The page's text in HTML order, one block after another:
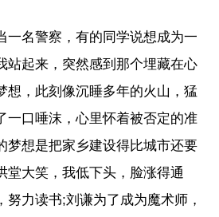
一名警察，有的同学说想成为一
站起来，突然感到那个埋藏在心
想，此刻像沉睡多年的火山，猛
一口唾沫，心里怀着被否定的准
想是把家乡建设得比城市还要
堂大笑，我低下头，脸涨得通
努力读书;刘谦为了成为魔术师，